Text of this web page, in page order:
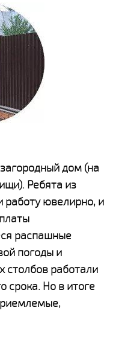
дом (на
Ребята из
работу ювелирно, и
распашные
погоды и
столбов работали
срока. Но в итоге